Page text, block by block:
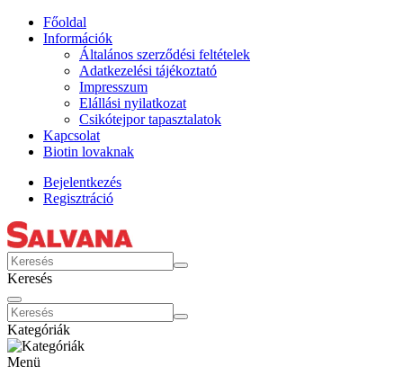
Főoldal
Információk
Általános szerződési feltételek
Adatkezelési tájékoztató
Impresszum
Elállási nyilatkozat
Csikótejpor tapasztalatok
Kapcsolat
Biotin lovaknak
Bejelentkezés
Regisztráció
Keresés
Kategóriák
Menü